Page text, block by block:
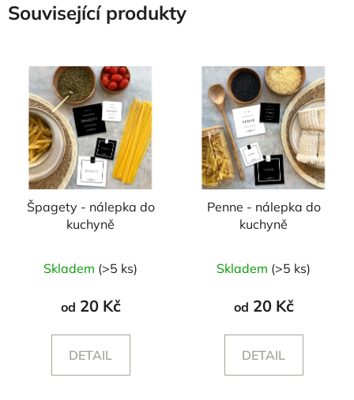
Související produkty
Špagety - nálepka do
kuchyně
Skladem (>5 ks)
od 20 Kč
DETAIL
Penne - nálepka do
kuchyně
Skladem (>5 ks)
od 20 Kč
DETAIL